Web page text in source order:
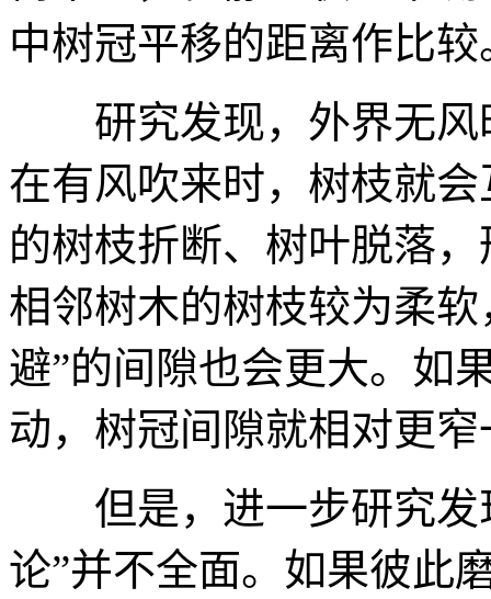
中树冠平移的距离作比较
研究发现，外界无
在有风吹来时，树枝就
的树枝折断、树叶脱落
相邻树木的树枝较为柔
避”的间隙也会更大。如
动，树冠间隙就相对更窄
但是，进一步研究
论”并不全面。如果彼此